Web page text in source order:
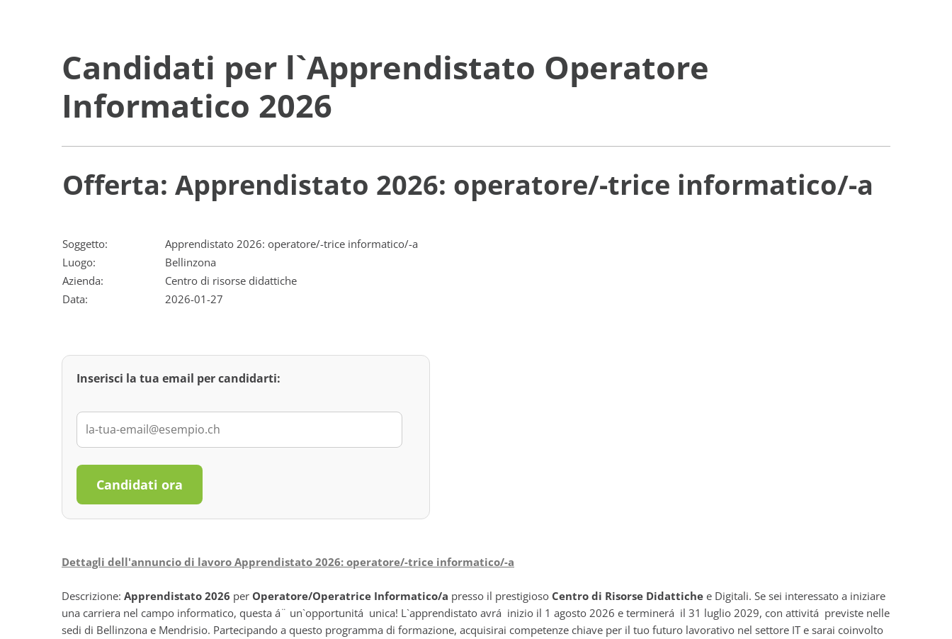
Candidati per l`Apprendistato Operatore
Informatico 2026
Offerta: Apprendistato 2026: operatore/-trice informatico/-a
Soggetto:
Apprendistato 2026: operatore/-trice informatico/-a
Luogo:
Bellinzona
Azienda:
Centro di risorse didattiche
Data:
2026-01-27
Inserisci la tua email per candidarti:
Candidati ora
Dettagli dell'annuncio di lavoro Apprendistato 2026: operatore/-trice informatico/-a
Descrizione: Apprendistato 2026 per Operatore/Operatrice Informatico/a presso il prestigioso Centro di Risorse Didattiche e Digitali. Se sei interessato a iniziare
una carriera nel campo informatico, questa á¨ un`opportunitá unica! L`apprendistato avrá inizio il 1 agosto 2026 e terminerá il 31 luglio 2029, con attivitá previste nelle
sedi di Bellinzona e Mendrisio. Partecipando a questo programma di formazione, acquisirai competenze chiave per il tuo futuro lavorativo nel settore IT e sarai coinvolto